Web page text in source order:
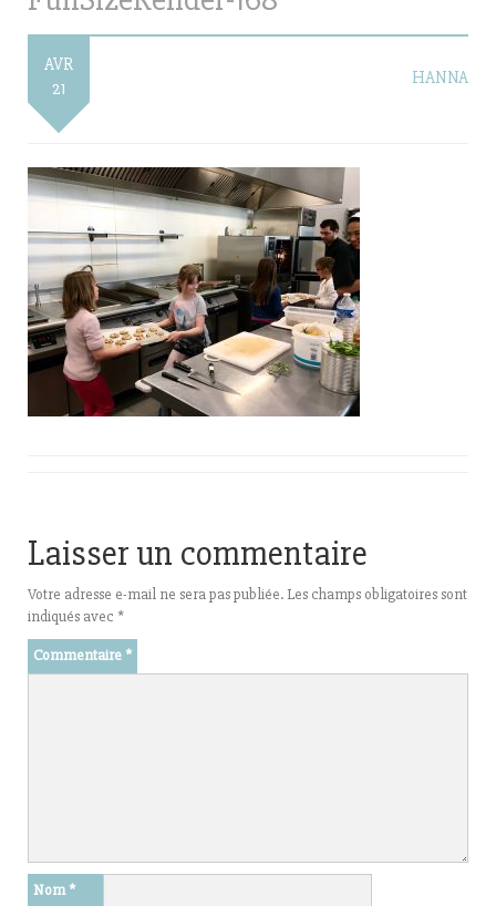
AVR
21
HANNA
Laisser un commentaire
Votre adresse e-mail ne sera pas publiée. Les champs obligatoires sont
indiqués avec *
Commentaire *
Nom*